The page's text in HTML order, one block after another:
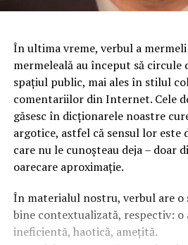
În ultima vreme, verbul a
mermeleală au început să
spaţiul public, mai ales în stilul
comentariilor din Internet. Cele
găsesc în dicţionarele noastre
argotice, astfel că sensul lor este
care nu le cunoşteau deja – doar
oarecare aproximaţie.
În materialul nostru, verbul are o
bine contextualizată, respectiv: o
ineficientă, haotică, ameţită.